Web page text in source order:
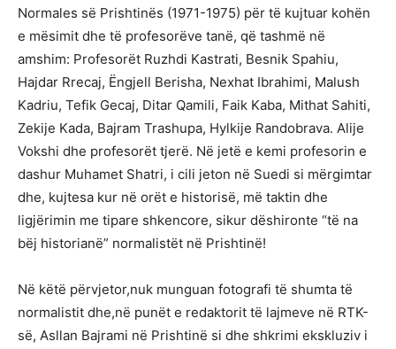
Normales së Prishtinës (1971-1975) për të kujtuar kohën
e mësimit dhe të profesorëve tanë, që tashmë në
amshim: Profesorët Ruzhdi Kastrati, Besnik Spahiu,
Hajdar Rrecaj, Ëngjell Berisha, Nexhat Ibrahimi, Malush
Kadriu, Tefik Gecaj, Ditar Qamili, Faik Kaba, Mithat Sahiti,
Zekije Kada, Bajram Trashupa, Hylkije Randobrava. Alije
Vokshi dhe profesorët tjerë. Në jetë e kemi profesorin e
dashur Muhamet Shatri, i cili jeton në Suedi si mërgimtar
dhe, kujtesa kur në orët e historisë, më taktin dhe
ligjërimin me tipare shkencore, sikur dëshironte “të na
bëj historianë” normalistët në Prishtinë!
Në këtë përvjetor,nuk munguan fotografi të shumta të
normalistit dhe,në punët e redaktorit të lajmeve në RTK-
së, Asllan Bajrami në Prishtinë si dhe shkrimi ekskluziv i